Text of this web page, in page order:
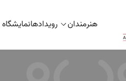
هنرمندان رویدادها